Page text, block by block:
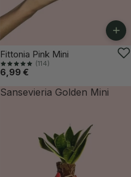
+
Fittonia Pink Mini
(114)
6,99 €
Sansevieria Golden Mini